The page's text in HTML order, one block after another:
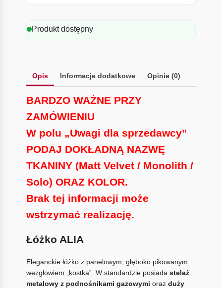
Produkt dostępny
Opis Informacje dodatkowe Opinie (0)
BARDZO WAŻNE PRZY
ZAMÓWIENIU
W polu „Uwagi dla sprzedawcy”
PODAJ DOKŁADNĄ NAZWĘ
TKANINY (Matt Velvet / Monolith /
Solo) ORAZ KOLOR.
Brak tej informacji może
wstrzymać realizację.
Łóżko ALIA
Eleganckie łóżko z panelowym, głęboko pikowanym
wezgłowiem „kostka”. W standardzie posiada stelaż
metalowy z podnośnikami gazowymi oraz duży